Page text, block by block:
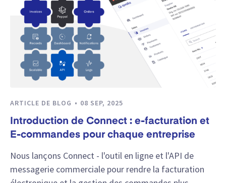
ARTICLE DE BLOG 08 SEP, 2025
Introduction de Connect : e-facturation et
E-commandes pour chaque entreprise
Nous lançons Connect - l'outil en ligne et l'API de
messagerie commerciale pour rendre la facturation